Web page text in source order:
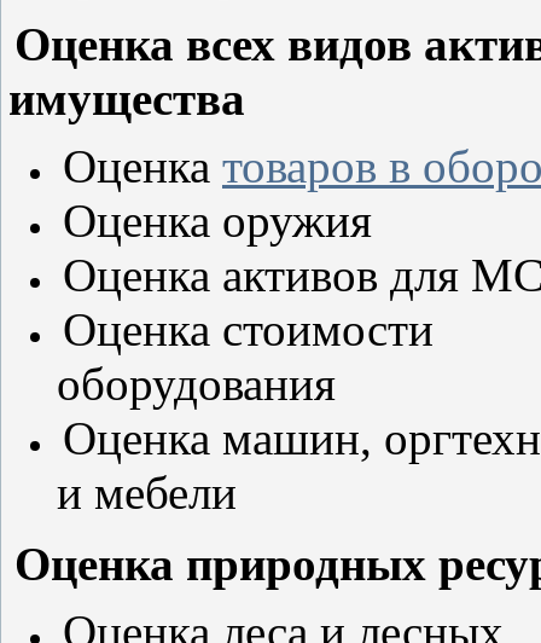
Оценка всех видов
имущества
Оценка товаров в
Оценка оружия
Оценка активов для
Оценка стоимости
оборудования
Оценка машин,
и мебели
Оценка природных
Оценка леса и лесных